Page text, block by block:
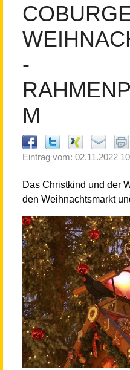
-
M
Eintrag vom: 02.11.2022
Das Christkind und der
den Weihnachtsmarkt